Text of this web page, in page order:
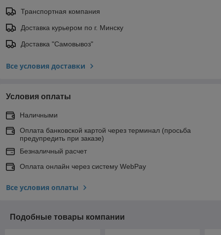
Транспортная компания
Доставка курьером по г. Минску
Доставка "Самовывоз"
Все условия доставки
Условия оплаты
Наличными
Оплата банковской картой через терминал (просьба
предупредить при заказе)
Безналичный расчет
Оплата онлайн через систему WebPay
Все условия оплаты
Подобные товары компании